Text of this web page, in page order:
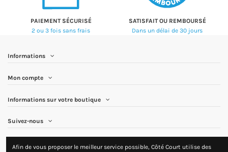
PAIEMENT SÉCURISÉ
2 ou 3 fois sans frais
SATISFAIT OU REMBOURSÉ
Dans un délai de 30 jours
Informations
Mon compte
Informations sur votre boutique
Suivez-nous
Afin de vous proposer le meilleur service possible, Côté Court utilise des